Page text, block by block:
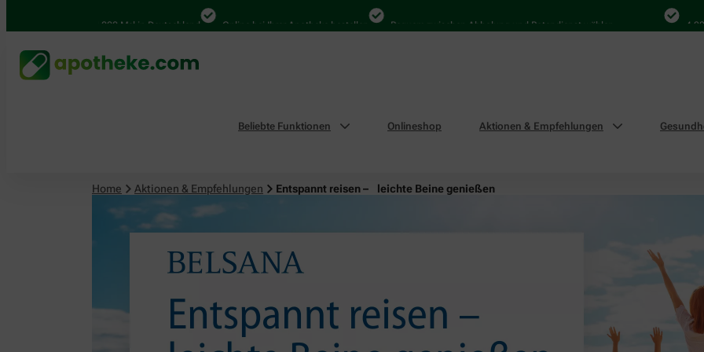
4.000 Mal in Deutschland Online bei Ihrer Apotheke bestellen Bequem zwischen Abholung und Botendienst wählen 4.000
Beliebte Funktionen Onlineshop Aktionen & Empfehlungen
Home Aktionen & Empfehlungen Entspannt reisen – leichte Beine genießen